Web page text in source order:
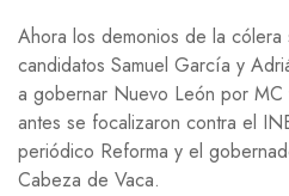
Ahora los demonios de la
candidatos Samuel García y
a gobernar Nuevo León por MC
antes se focalizaron contra el
periódico Reforma y el
Cabeza de Vaca.